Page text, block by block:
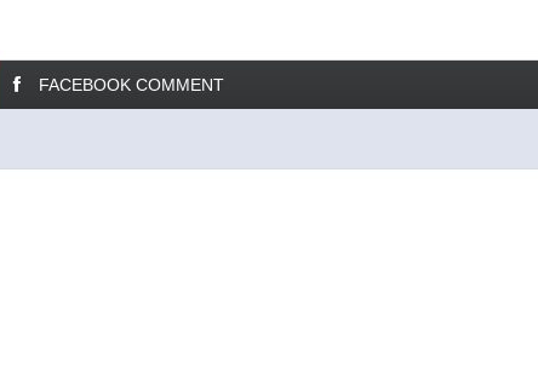
FACEBOOK COMMENT